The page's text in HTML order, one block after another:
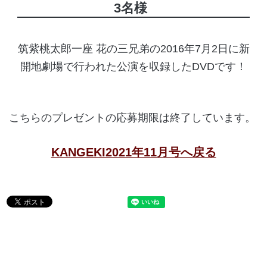
3名様
筑紫桃太郎一座 花の三兄弟の2016年7月2日に新
開地劇場で行われた公演を収録したDVDです！
こちらのプレゼントの応募期限は終了しています。
KANGEKI2021年11月号へ戻る